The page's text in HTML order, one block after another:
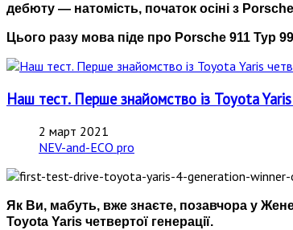
дебюту — натомість, початок осіні з
Цього разу мова піде про Porsche 911 Typ
Наш тест. Перше знайомство із Toyota
2 март 2021
NEV-and-ECO pro
Як Ви, мабуть, вже знаєте, позавчора у
Toyota Yaris четвертої генерації.